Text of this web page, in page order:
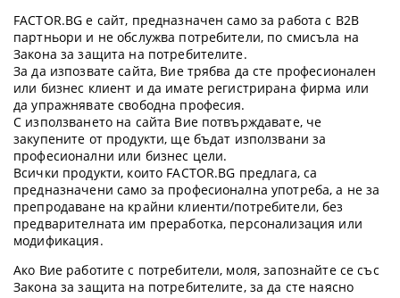
FACTOR.BG е сайт, предназначен само за работа с B2B
партньори и не обслужва потребители, по смисъла на
Закона за защита на потребителите.
За да изпозвате сайта, Вие трябва да сте професионален
или бизнес клиент и да имате регистрирана фирма или
да упражнявате свободна професия.
С използването на сайта Вие потвърждавате, че
закупените от продукти, ще бъдат използвани за
професионални или бизнес цели.
Всички продукти, които FACTOR.BG предлага, са
предназначени само за професионална употреба, а не за
препродаване на крайни клиенти/потребители, без
предварителната им преработка, персонализация или
модификация.
Ако Вие работите с потребители, моля, запознайте се със
Закона за защита на потребителите, за да сте наясно